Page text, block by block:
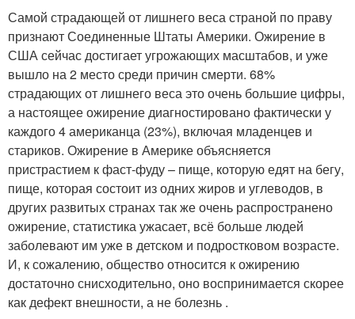
Самой страдающей от лишнего веса страной по праву
признают Соединенные Штаты Америки. Ожирение в
США сейчас достигает угрожающих масштабов, и уже
вышло на 2 место среди причин смерти. 68%
страдающих от лишнего веса это очень большие цифры,
а настоящее ожирение диагностировано фактически у
каждого 4 американца (23%), включая младенцев и
стариков. Ожирение в Америке объясняется
пристрастием к фаст-фуду – пище, которую едят на бегу,
пище, которая состоит из одних жиров и углеводов, в
других развитых странах так же очень распространено
ожирение, статистика ужасает, всё больше людей
заболевают им уже в детском и подростковом возрасте.
И, к сожалению, общество относится к ожирению
достаточно снисходительно, оно воспринимается скорее
как дефект внешности, а не болезнь .